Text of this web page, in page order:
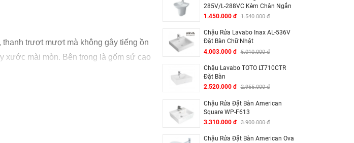
trượt mượt mà không gây tiếng ồn
xước mài mòn. Bên trong là gốm sứ cao
285V/L-288VC Kèm Chân Ngắn
1.450.000 đ 1.540.000 đ
Chậu Rửa Lavabo Inax AL-536V
Đặt Bàn Chữ Nhật
4.003.000 đ 5.010.000 đ
Chậu Lavabo TOTO LT710CTR
Đặt Bàn
2.520.000 đ 2.955.000 đ
Chậu Rửa Đặt Bàn American
Square WP-F613
3.310.000 đ 3.900.000 đ
Chậu Rửa Đặt Bàn American Ova